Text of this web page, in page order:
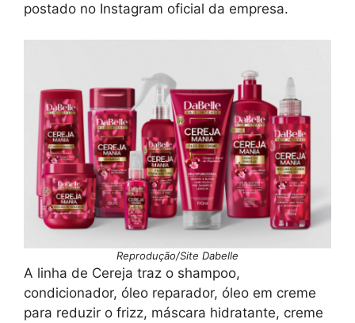
postado no Instagram oficial da empresa.
Reprodução/Site Dabelle
A linha de Cereja traz o shampoo,
condicionador, óleo reparador, óleo em creme
para reduzir o frizz, máscara hidratante, creme